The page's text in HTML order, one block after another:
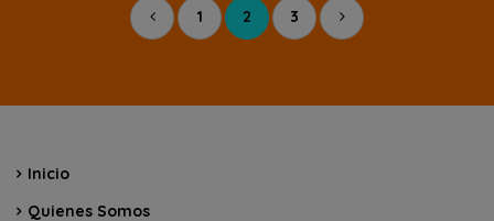
1 2 3
Inicio
Quienes Somos